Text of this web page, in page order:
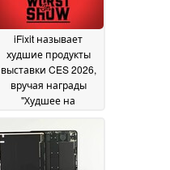
iFixit называет
худшие продукты
выставки CES 2026,
вручая награды
"Худшее на
2026